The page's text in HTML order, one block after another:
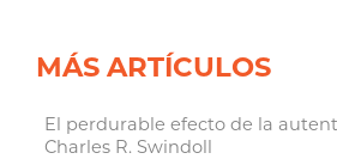
MÁS ARTÍCULOS
El perdurable efecto de la
Charles R. Swindoll